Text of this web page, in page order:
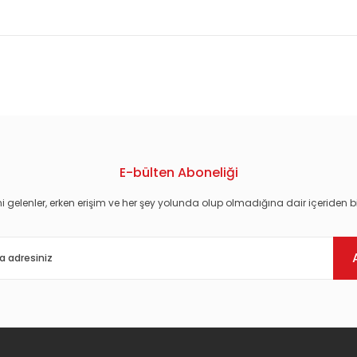
E-bülten Aboneliği
gelenler, erken erişim ve her şey yolunda olup olmadığına dair içeriden